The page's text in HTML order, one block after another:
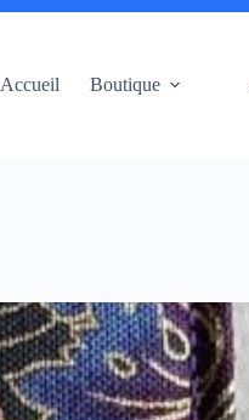
Accueil Boutique